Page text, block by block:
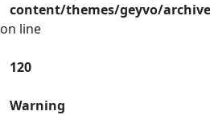
content/themes/geyvo/
on line
120
Warning